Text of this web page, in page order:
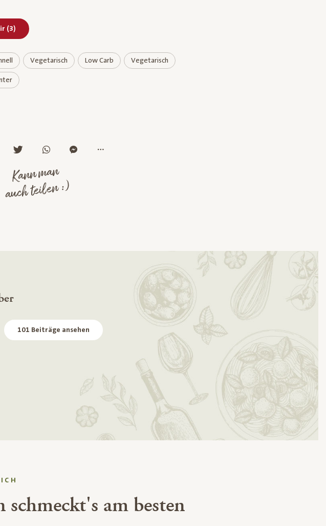
Bereits geliked
(3)
Vegetarisch Low Carb Vegetarisch
Kann man
auch teilen :)
101 Beiträge ansehen
am besten